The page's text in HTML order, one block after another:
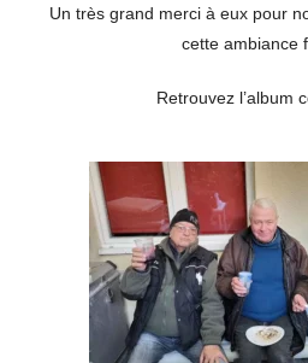
Un très grand merci à eux pour
cette ambiance
Retrouvez l’album